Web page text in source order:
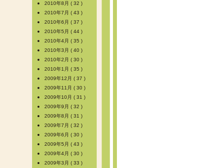
2010年8月 ( 32 )
2010年7月 ( 43 )
2010年6月 ( 37 )
2010年5月 ( 44 )
2010年4月 ( 35 )
2010年3月 ( 40 )
2010年2月 ( 30 )
2010年1月 ( 35 )
2009年12月 ( 37 )
2009年11月 ( 30 )
2009年10月 ( 31 )
2009年9月 ( 32 )
2009年8月 ( 31 )
2009年7月 ( 32 )
2009年6月 ( 30 )
2009年5月 ( 43 )
2009年4月 ( 30 )
2009年3月 ( 33 )